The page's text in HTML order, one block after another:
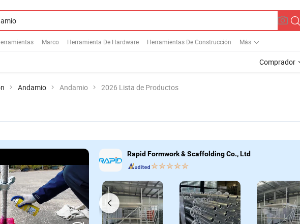
Marco Herramienta De Hardware Herramientas De Construcción Más
Comprador
Andamio Andamio 2026 Lista de Productos
Rapid Formwork & Scaffolding Co., Ltd